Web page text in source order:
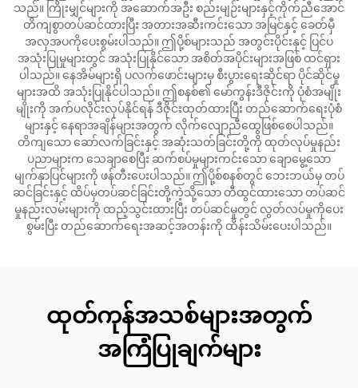
သည်။ ကြိုးမျှင်များကို အဆောက်အဦး စည်းမျဉ်းများနှင့်ကိုက်ညီအောင်
တိကျစွာတပ်ဆင်ထားပြီး အတားအဆီးကင်းသော အမြင်နှင့် ခေတ်မှီ
အလှအပကိုပေးစွမ်းပါသည်။ ဤပို့စ်များသည် အတွင်းပိုင်းနှင့် ပြင်ပ
အသုံးပြုမှုများတွင် အသုံးပြုနိုင်သော အစိတ်အပိုင်းများအဖြစ် ထင်ရှား
ပါသည်။ နေအိမ်များရှိ ပလက်ဖောင်းများမှ စီးပွားရေးဆိုင်ရာ ပိုင်ဆိုင်မှု
များအထိ အသုံးပြုနိုင်ပါသည်။ ဤစနစ်၏ မော်ကွန်းဒီဇိုင်းကို ပုံစံအမျိုး
မျိုးကို အက်ပလိုင်းလုပ်နိုင်ရန် ဒီဇိုင်းထုတ်ထားပြီး တည်ဆောက်ရေးပုံစံ
များနှင့် နေရာအချိန်များအတွက် လိုက်လျောညီထွေဖြစ်စေပါသည်။
တိကျသော ဆော်လက်ခြင်းနှင့် အဆုံးသတ်ခြင်းတို့ကို ထုတ်လုပ်မှုနည်း
ပညာများက သေချာစေပြီး ဆက်စပ်မှုများကင်းသော ချောမွေ့သော
မျက်နှာပြင်များကို ဖန်တီးပေးပါသည်။ ဤပို့စ်စနစ်တွင် ဘေးဘယ်မှ တပ်
ဆင်ခြင်းနှင့် ထိပ်မှတပ်ဆင်ခြင်းတို့ကဲ့သို့သော တီထွင်ထားသော တပ်ဆင်
မှုနည်းလမ်းများကို ထည့်သွင်းထားပြီး တပ်ဆင်မှုတွင် လွတ်လပ်မှုကိုပေး
စွမ်းပြီး တည်ဆောက်ရေးအဆင့်အတန်းကို ထိန်းသိမ်းပေးပါသည်။
ထုတ်ကုန်အသစ်များအတွက်
အကြံပြုချက်များ